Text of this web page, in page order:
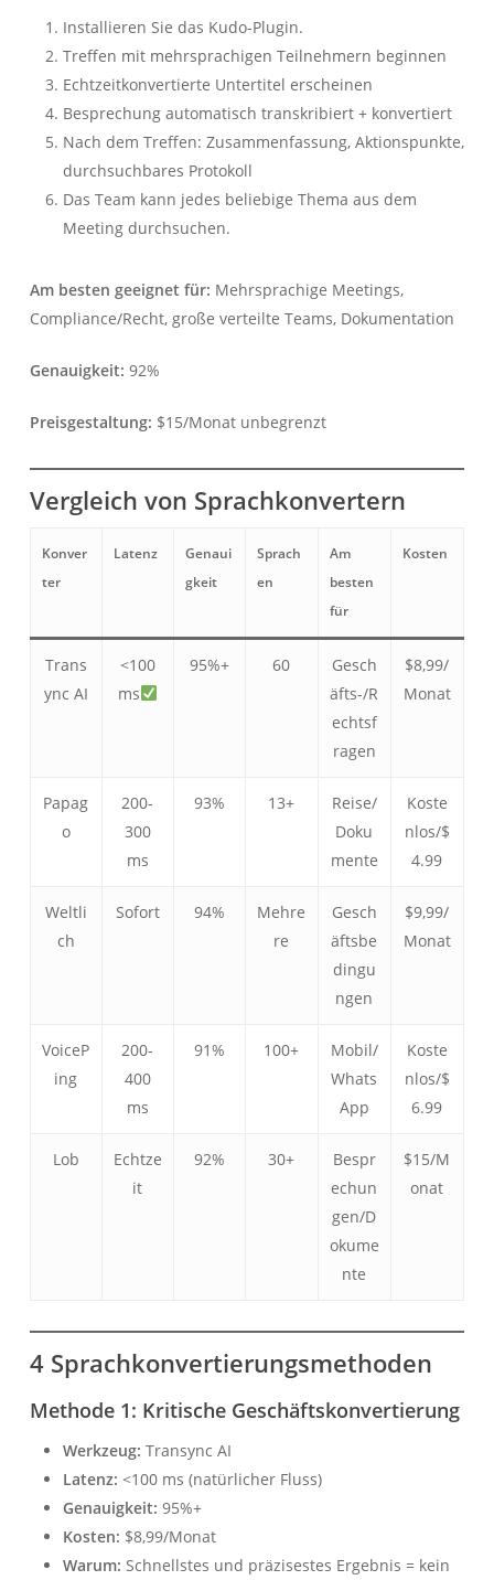
Installieren Sie das Kudo-Plugin.
Treffen mit mehrsprachigen Teilnehmern beginnen
Echtzeitkonvertierte Untertitel erscheinen
Besprechung automatisch transkribiert + konvertiert
Nach dem Treffen: Zusammenfassung, Aktionspunkte,
durchsuchbares Protokoll
Das Team kann jedes beliebige Thema aus dem
Meeting durchsuchen.
Am besten geeignet für: Mehrsprachige Meetings,
Compliance/Recht, große verteilte Teams, Dokumentation
Genauigkeit: 92%
Preisgestaltung: $15/Monat unbegrenzt
Vergleich von Sprachkonvertern
Konver
ter
Latenz
Genaui
gkeit
Sprach
en
Am
besten
für
Kosten
Trans
ync AI
<100
ms
95%+ 60
Gesch
äfts-/R
echtsf
ragen
$8,99/
Monat
Papag
o
200-
300
ms
93% 13+
Reise/
Doku
mente
Koste
nlos/$
4.99
Weltli
ch
Sofort 94%
Mehre
re
Gesch
äftsbe
dingu
ngen
$9,99/
Monat
VoiceP
ing
200-
400
ms
91% 100+
Mobil/
Whats
App
Koste
nlos/$
6.99
Lob
Echtze
it
92% 30+
Bespr
echun
gen/D
okume
nte
$15/M
onat
4 Sprachkonvertierungsmethoden
Methode 1: Kritische Geschäftskonvertierung
Werkzeug: Transync AI
Latenz: <100 ms (natürlicher Fluss)
Genauigkeit: 95%+
Kosten: $8,99/Monat
Warum: Schnellstes und präzisestes Ergebnis = kein